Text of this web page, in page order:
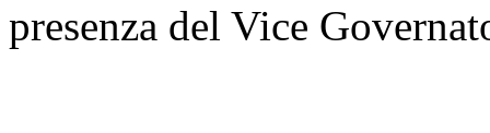
presenza del Vice